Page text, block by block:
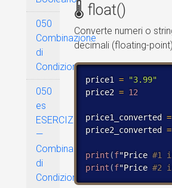
050
Combinazione
di
Condizioni
050
es
ESERCIZI
—
Combinazione
di
Condizioni
🌡 float()
Converte numeri o
decimali (floating-
price1 =
"3.99"
price2 = 12
price1_converted =
price2_converted =
print (f"Price
print (f"Price #2